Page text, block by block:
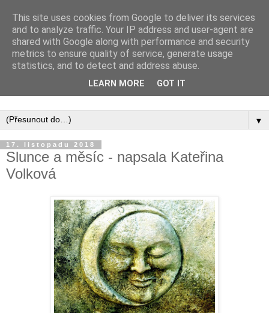
Inspirujte se tím, co píší posluchači kurzů a co se na nich
▼
17. listopadu 2018
Slunce a měsíc - napsala Kateřina
Volková
This site uses cookies from Google to deliver its services
and to analyze traffic. Your IP address and user-agent are
shared with Google along with performance and security
metrics to ensure quality of service, generate usage
statistics, and to detect and address abuse.
LEARN MORE GOT IT